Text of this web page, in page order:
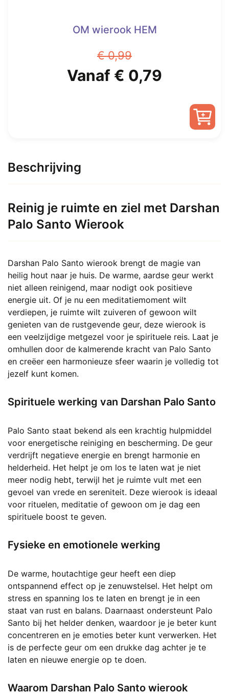
OM wierook HEM
€0,99
Oorspronkelijke
Vanaf € 0,79
optie
kan
op
de
productpagina
Beschrijving
Reinig je ruimte en ziel met Darshan
Palo Santo Wierook
Darshan Palo Santo wierook brengt de magie van
heilig hout naar je huis. De warme, aardse geur werkt
niet alleen reinigend, maar nodigt ook positieve
energie uit. Of je nu een meditatiemoment wilt
verdiepen, je ruimte wilt zuiveren of gewoon wilt
genieten van de rustgevende geur, deze wierook is
een veelzijdige metgezel voor je spirituele reis. Laat je
omhullen door de kalmerende kracht van Palo Santo
en creëer een harmonieuze sfeer waarin je volledig tot
jezelf kunt komen.
Spirituele werking van Darshan Palo Santo
Palo Santo staat bekend als een krachtig hulpmiddel
voor energetische reiniging en bescherming. De geur
verdrijft negatieve energie en brengt harmonie en
helderheid. Het helpt je om los te laten wat je niet
meer nodig hebt, terwijl het je ruimte vult met een
gevoel van vrede en sereniteit. Deze wierook is ideaal
voor rituelen, meditatie of gewoon om je dag een
spirituele boost te geven.
Fysieke en emotionele werking
De warme, houtachtige geur heeft een diep
ontspannend effect op je zenuwstelsel. Het helpt om
stress en spanning los te laten en brengt je in een
staat van rust en balans. Daarnaast ondersteunt Palo
Santo bij het helder denken, waardoor je je beter kunt
concentreren en je emoties beter kunt verwerken. Het
is de perfecte geur om een drukke dag achter je te
laten en nieuwe energie op te doen.
Waarom Darshan Palo Santo wierook